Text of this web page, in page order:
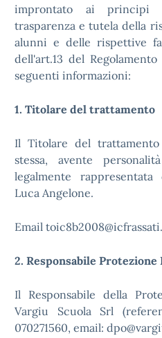
improntato ai principi
trasparenza e tutela della
alunni e delle rispettive
dell'art.13 del
seguenti informazioni:
1. Titolare del trattamento
Il Titolare del trattamento
stessa, avente
legalmente
Luca Angelone.
Email
2. Responsabile Protezione
Il Responsabile della
Vargiu Scuola Srl
070271560, email: